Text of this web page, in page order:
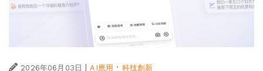
2026年06月03日 | AI應用 · 科技創新